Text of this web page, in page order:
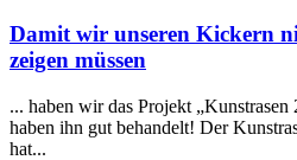
Damit wir unseren Kickern
zeigen müssen
... haben wir das Projekt
haben ihn gut behandelt! Der
hat...